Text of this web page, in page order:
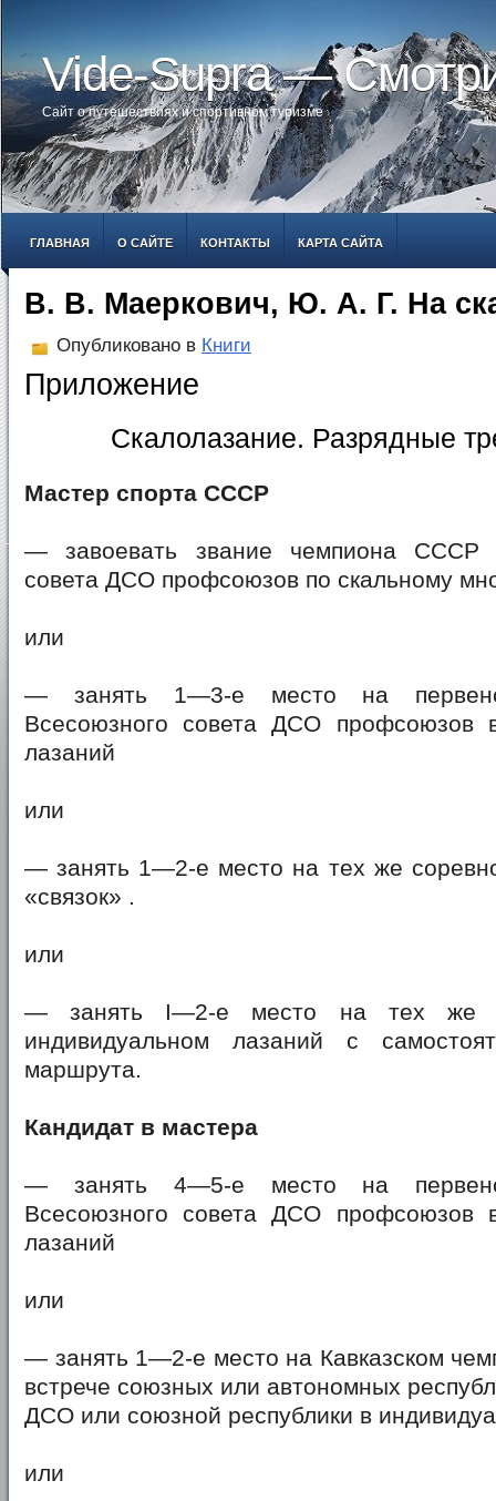
Vide-Supra —
Сайт о путешествиях и спортивном туризме
ГЛАВНАЯ О САЙТЕ КОНТАКТЫ КАРТА САЙТА
В. В. Маеркович, Ю. А. Г. На
Опубликовано в Книги
Приложение
Скалолазание. Разрядные
Мастер спорта СССР
— завоевать звание чемпиона СССР
совета ДСО профсоюзов по скальному
или
— занять 1—3-е место на
Всесоюзного совета ДСО профсоюзов
лазаний
или
— занять 1—2-е место на тех же
«связок» .
или
— занять I—2-е место на тех же
индивидуальном лазаний с
маршрута.
Кандидат в мастера
— занять 4—5-е место на
Всесоюзного совета ДСО профсоюзов
лазаний
или
— занять 1—2-е место на Кавказском
встрече союзных или автономных
ДСО или союзной республики в
или